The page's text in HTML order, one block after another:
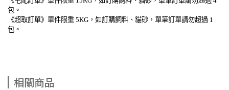
包。
《超取訂單》單件限重 5KG，如訂購飼料、貓砂，單筆訂單請勿超過 1
包。
相關商品